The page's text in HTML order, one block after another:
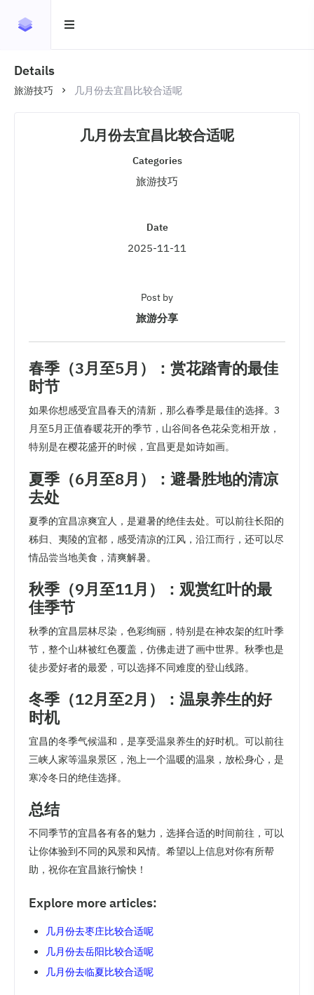
Details
旅游技巧 几月份去宜昌比较合适呢
几月份去宜昌比较合适呢
Categories
旅游技巧
Date
2025-11-11
Post by
旅游分享
春季（3月至5月）：赏花踏青的最佳
时节
如果你想感受宜昌春天的清新，那么春季是最佳的选择。3
月至5月正值春暖花开的季节，山谷间各色花朵竞相开放，
特别是在樱花盛开的时候，宜昌更是如诗如画。
夏季（6月至8月）：避暑胜地的清凉
去处
夏季的宜昌凉爽宜人，是避暑的绝佳去处。可以前往长阳的
秭归、夷陵的宜都，感受清凉的江风，沿江而行，还可以尽
情品尝当地美食，清爽解暑。
秋季（9月至11月）：观赏红叶的最
佳季节
秋季的宜昌层林尽染，色彩绚丽，特别是在神农架的红叶季
节，整个山林被红色覆盖，仿佛走进了画中世界。秋季也是
徒步爱好者的最爱，可以选择不同难度的登山线路。
冬季（12月至2月）：温泉养生的好
时机
宜昌的冬季气候温和，是享受温泉养生的好时机。可以前往
三峡人家等温泉景区，泡上一个温暖的温泉，放松身心，是
寒冷冬日的绝佳选择。
总结
不同季节的宜昌各有各的魅力，选择合适的时间前往，可以
让你体验到不同的风景和风情。希望以上信息对你有所帮
助，祝你在宜昌旅行愉快！
Explore more articles:
几月份去枣庄比较合适呢
几月份去岳阳比较合适呢
几月份去临夏比较合适呢